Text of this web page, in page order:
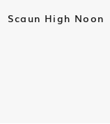
Scaun High Noon